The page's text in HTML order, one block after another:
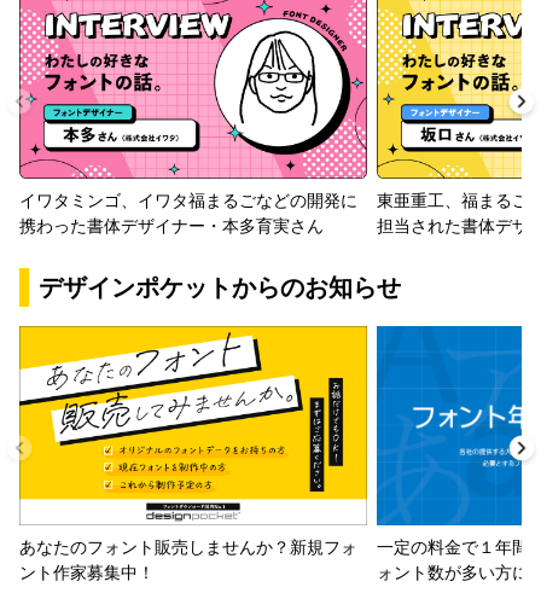
イワタミンゴ、イワタ福まるごなどの開発に
携わった書体デザイナー・本多育実さん
東亜重工、福まるご
担当された書体デザ
デザインポケットからのお知らせ
あなたのフォント販売しませんか？新規フォ
ント作家募集中！
一定の料金で１年間
ォント数が多い方に